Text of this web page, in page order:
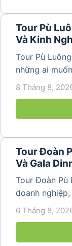
Tour Pù
Và Kinh
Tour Pù
những ai
về không gian
yên bình và
8 Tháng 8,
Tour Đoàn
Và Gala
Tour Đoàn Pù
doanh
hợp nghỉ
nguyên sơ,
6 Tháng 8,